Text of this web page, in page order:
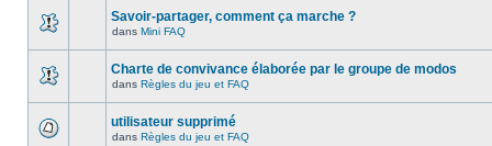
Savoir-partager, comment ça marche ?
dans Mini FAQ
Charte de convivance élaborée par le groupe de modos
dans Règles du jeu et FAQ
utilisateur supprimé
dans Règles du jeu et FAQ